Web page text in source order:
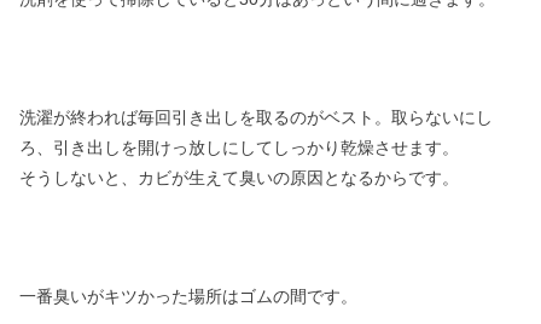
洗濯が終われば毎回引き出しを取るのがベスト。取らないにし
ろ、引き出しを開けっ放しにしてしっかり乾燥させます。
そうしないと、カビが生えて臭いの原因となるからです。
一番臭いがキツかった場所はゴムの間です。